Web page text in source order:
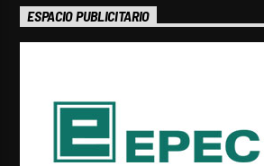
ESPACIO PUBLICITARIO